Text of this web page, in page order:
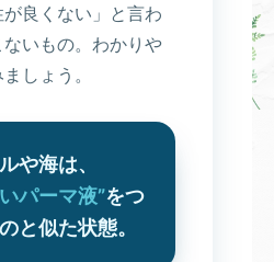
が良くない」と言わ
いもの。わかりや
しょう。
や海は、
パーマ液”をつ
と似た状態。